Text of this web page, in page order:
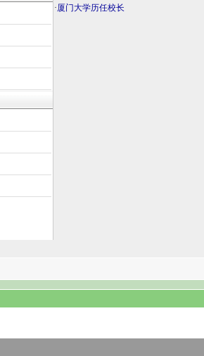
·厦门大学历任校长